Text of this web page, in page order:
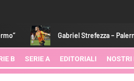
Gabriel Strefezza – Palermo: ci siamo.
B SERIE A EDITORIALI NOSTRI